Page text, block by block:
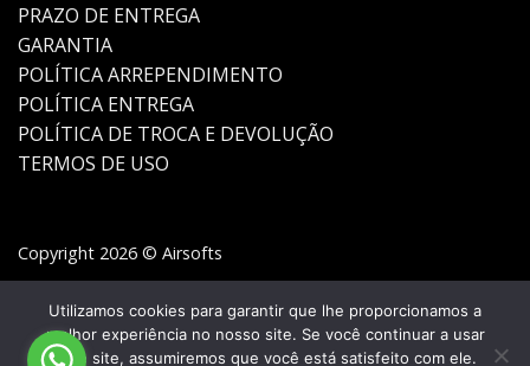
PRAZO DE ENTREGA
GARANTIA
POLÍTICA ARREPENDIMENTO
POLÍTICA ENTREGA
POLÍTICA DE TROCA E DEVOLUÇÃO
TERMOS DE USO
Copyright 2026 © Airsofts
Utilizamos cookies para garantir que lhe proporcionamos a
melhor experiência no nosso site. Se você continuar a usar
este site, assumiremos que você está satisfeito com ele.